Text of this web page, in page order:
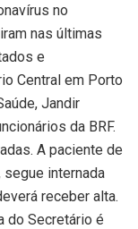
no
nas últimas
e
Central em Porto
Jandir
da BRF.
A paciente de
internada
receber alta.
do Secretário é